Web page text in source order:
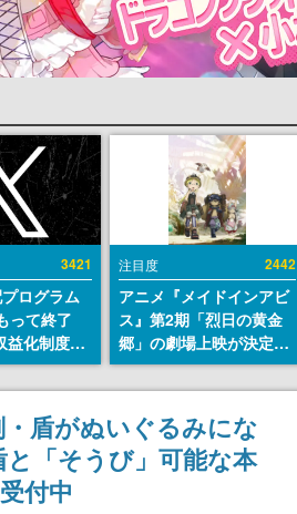
3421
ログラム
って終了
益化制度
」を
注目度 2442
アニメ『メイドインアビ
ス』第2期「烈日の黄金
郷」の劇場上映が決定！
レグ役・伊瀬茉莉也さん
らが登壇する舞台挨拶も
実施
・盾がぬいぐるみにな
「そうび」可能な本
付中